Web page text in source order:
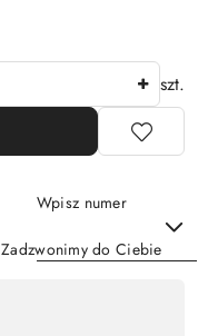
szt.
Wpisz numer
Zadzwonimy do Ciebie